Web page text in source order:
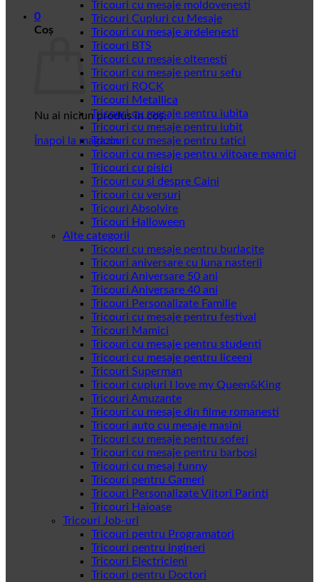
0
Coș
Nu ai niciun produs în coș.
Înapoi la magazin
Tricouri cu mesaje moldovenesti
Tricouri Cupluri cu Mesaje
Tricouri cu mesaje ardelenesti
Tricouri BTS
Tricouri cu mesaje oltenesti
Tricouri cu mesaje pentru sefu
Tricouri ROCK
Tricouri Metallica
Tricouri cu mesaje pentru iubita
Tricouri cu mesaje pentru iubit
Tricouri cu mesaje pentru tatici
Tricouri cu mesaje pentru viitoare mamici
Tricouri cu pisici
Tricouri cu si despre Caini
Tricouri cu versuri
Tricouri Absolvire
Tricouri Halloween
Alte categorii
Tricouri cu mesaje pentru burlacite
Tricouri aniversare cu luna nasterii
Tricouri Aniversare 50 ani
Tricouri Aniversare 40 ani
Tricouri Personalizate Familie
Tricouri cu mesaje pentru festival
Tricouri Mamici
Tricouri cu mesaje pentru studenti
Tricouri cu mesaje pentru liceeni
Tricouri Superman
Tricouri cupluri I love my Queen&King
Tricouri Amuzante
Tricouri cu mesaje din filme romanesti
Tricouri auto cu mesaje masini
Tricouri cu mesaje pentru soferi
Tricouri cu mesaje pentru barbosi
Tricouri cu mesaj funny
Tricouri pentru Gameri
Tricouri Personalizate Viitori Parinti
Tricouri Haioase
Tricouri Job-uri
Tricouri pentru Programatori
Tricouri pentru ingineri
Tricouri Electricieni
Tricouri pentru Doctori